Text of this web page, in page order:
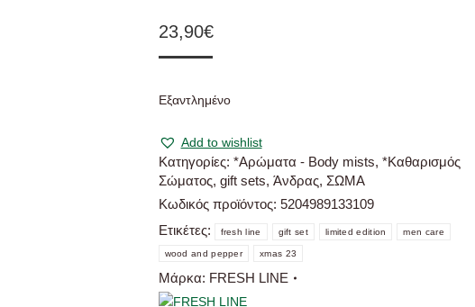
23,90€
Εξαντλημένο
Add to wishlist
Κατηγορίες: *Αρώματα - Body mists, *Καθαρισμός
Σώματος, gift sets, Άνδρας, ΣΩΜΑ
Κωδικός προϊόντος: 5204989133109
Ετικέτες:
fresh line gift set limited edition men care
wood and pepper xmas 23
Μάρκα: FRESH LINE